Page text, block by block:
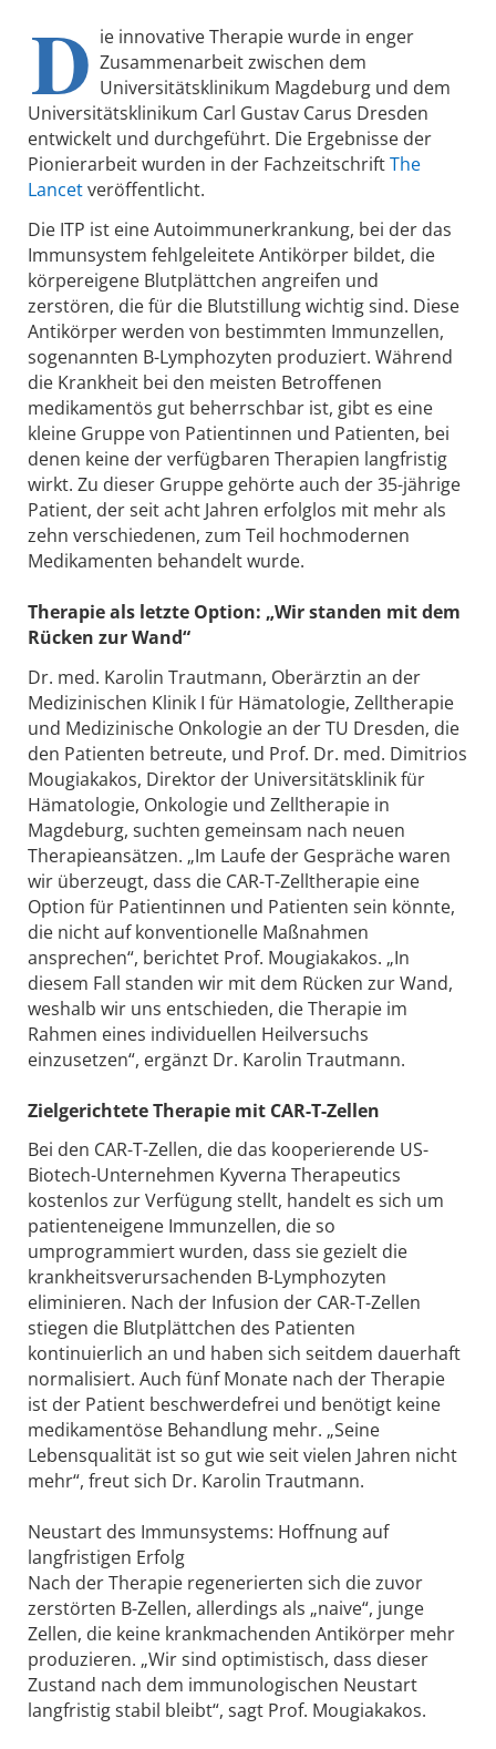
D ie innovative Therapie wurde in enger
Zusammenarbeit zwischen dem
Universitätsklinikum Magdeburg und dem
Universitätsklinikum Carl Gustav Carus Dresden
entwickelt und durchgeführt. Die Ergebnisse der
Pionierarbeit wurden in der FachzeitschriftThe
Lancetveröffentlicht.
Die ITP ist eine Autoimmunerkrankung, bei der das
Immunsystem fehlgeleitete Antikörper bildet, die
körpereigene Blutplättchen angreifen und
zerstören, die für die Blutstillung wichtig sind. Diese
Antikörper werden von bestimmten Immunzellen,
sogenannten B-Lymphozyten produziert. Während
die Krankheit bei den meisten Betroffenen
medikamentös gut beherrschbar ist, gibt es eine
kleine Gruppe von Patientinnen und Patienten, bei
denen keine der verfügbaren Therapien langfristig
wirkt. Zu dieser Gruppe gehörte auch der 35-jährige
Patient, der seit acht Jahren erfolglos mit mehr als
zehn verschiedenen, zum Teil hochmodernen
Medikamenten behandelt wurde.
Therapie als letzte Option: „Wir standen mit dem
Rücken zur Wand“
Dr. med. Karolin Trautmann, Oberärztin an der
Medizinischen Klinik I für Hämatologie, Zelltherapie
und Medizinische Onkologie an der TU Dresden, die
den Patienten betreute, und Prof. Dr. med. Dimitrios
Mougiakakos, Direktor der Universitätsklinik für
Hämatologie, Onkologie und Zelltherapie in
Magdeburg, suchten gemeinsam nach neuen
Therapieansätzen. „Im Laufe der Gespräche waren
wir überzeugt, dass die CAR-T-Zelltherapie eine
Option für Patientinnen und Patienten sein könnte,
die nicht auf konventionelle Maßnahmen
ansprechen“, berichtet Prof. Mougiakakos. „In
diesem Fall standen wir mit dem Rücken zur Wand,
weshalb wir uns entschieden, die Therapie im
Rahmen eines individuellen Heilversuchs
einzusetzen“, ergänzt Dr. Karolin Trautmann.
Zielgerichtete Therapie mit CAR-T-Zellen
Bei den CAR-T-Zellen, die das kooperierende US-
Biotech-Unternehmen Kyverna Therapeutics
kostenlos zur Verfügung stellt, handelt es sich um
patienteneigene Immunzellen, die so
umprogrammiert wurden, dass sie gezielt die
krankheitsverursachenden B-Lymphozyten
eliminieren. Nach der Infusion der CAR-T-Zellen
stiegen die Blutplättchen des Patienten
kontinuierlich an und haben sich seitdem dauerhaft
normalisiert. Auch fünf Monate nach der Therapie
ist der Patient beschwerdefrei und benötigt keine
medikamentöse Behandlung mehr. „Seine
Lebensqualität ist so gut wie seit vielen Jahren nicht
mehr“, freut sich Dr. Karolin Trautmann.
Neustart des Immunsystems: Hoffnung auf
langfristigen Erfolg
Nach der Therapie regenerierten sich die zuvor
zerstörten B-Zellen, allerdings als „naive“, junge
Zellen, die keine krankmachenden Antikörper mehr
produzieren. „Wir sind optimistisch, dass dieser
Zustand nach dem immunologischen Neustart
langfristig stabil bleibt“, sagt Prof. Mougiakakos.